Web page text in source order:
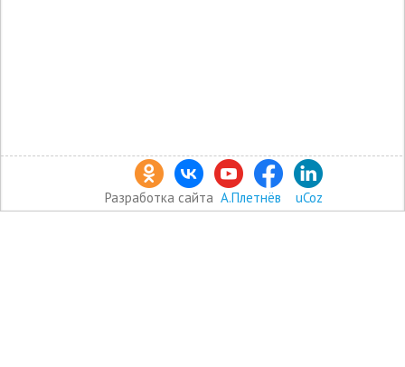
Разработка сайта А.Плетнёв uCoz